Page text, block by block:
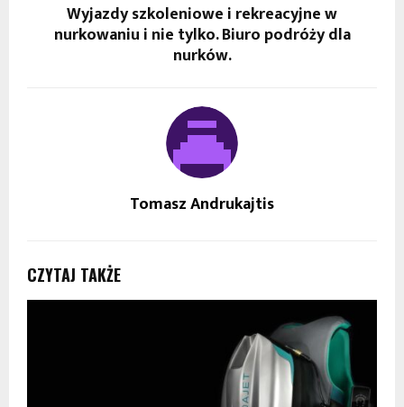
Wyjazdy szkoleniowe i rekreacyjne w
nurkowaniu i nie tylko. Biuro podróży dla
nurków.
Tomasz Andrukajtis
CZYTAJ TAKŻE